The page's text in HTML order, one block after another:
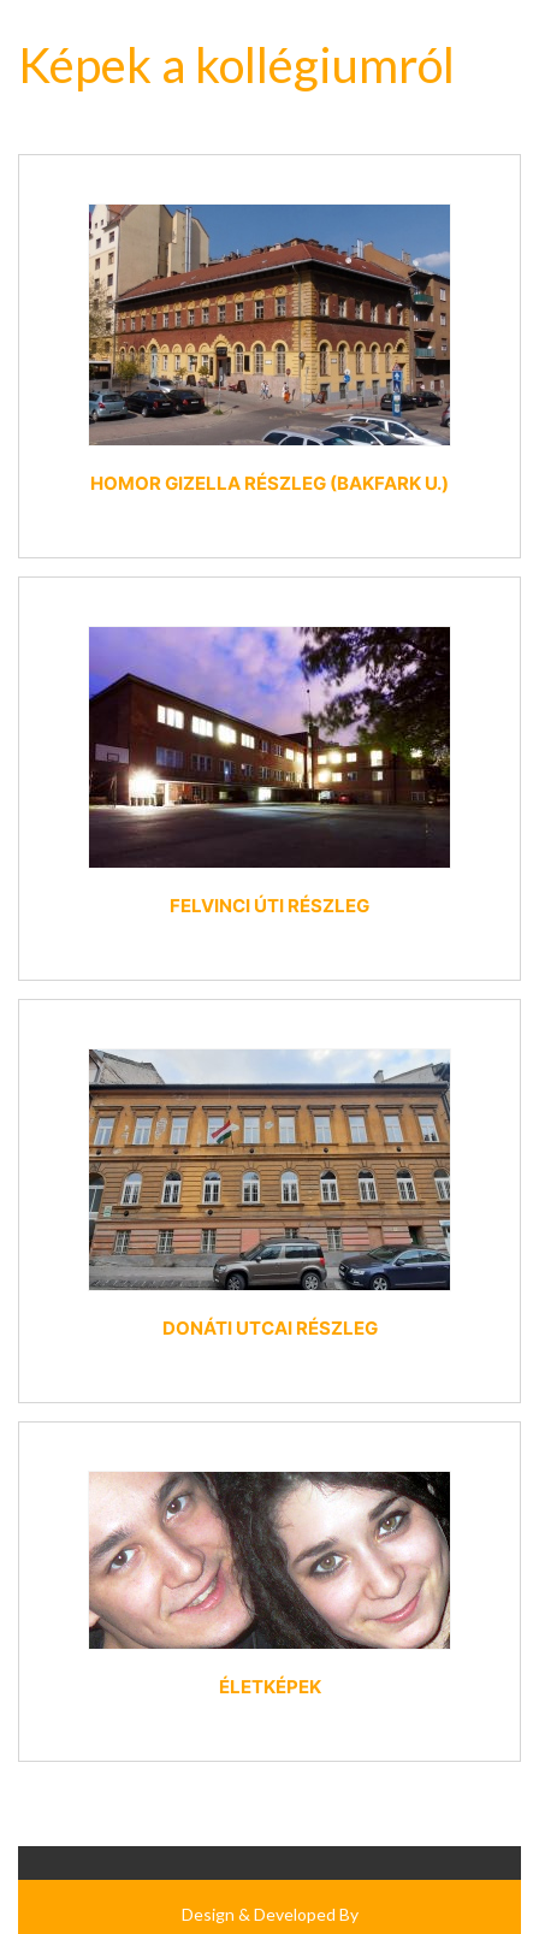
Képek a kollégiumról
HOMOR GIZELLA RÉSZLEG (BAKFARK U.)
FELVINCI ÚTI RÉSZLEG
DONÁTI UTCAI RÉSZLEG
ÉLETKÉPEK
Design & Developed By